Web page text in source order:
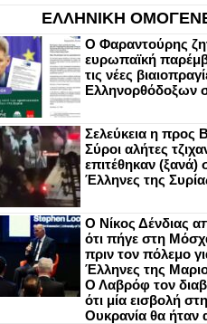
ΕΛΛΗΝΙΚΗ
Ο Φαραντούρης
ευρωπαϊκή
τις νέες
Ελληνορθόδοξων
Σελεύκεια η προς
Σύροι αλήτες
επιτέθηκαν (ξανά)
Έλληνες της
Ο Νίκος Δένδιας
ότι πήγε στη
πριν τον πόλεμο
Έλληνες της
Ο Λαβρόφ τον
ότι μία εισβολή
Ουκρανία θα ήταν